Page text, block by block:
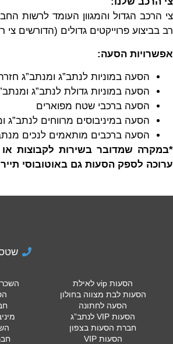
צי הרכב הגדול והמגוון העומד לרשות
רב בביצוע פרוייקטים גדולים (הדורשים
אפשרויות הסעה:
הסעה במוניות לנתב”ג ומנתב”ג
הסעה במוניות גדולת לנתב”ג
הסעה ברכבי שטח מפוארים
הסעה במיניבוסים מרווחים
הסעה ברכבים מותאמים לנכים
*במקרה שמדובר בשירות לקבוצות
ערוכה לספק הסעות גם באוטובוסי
שטס
הסעות vip לאילת
הסעות לבת מצווה בחולון
הסעה לחתונה
הסעות VIP לנתב”ג
חברת הסעות בצפון
הסעות VIP